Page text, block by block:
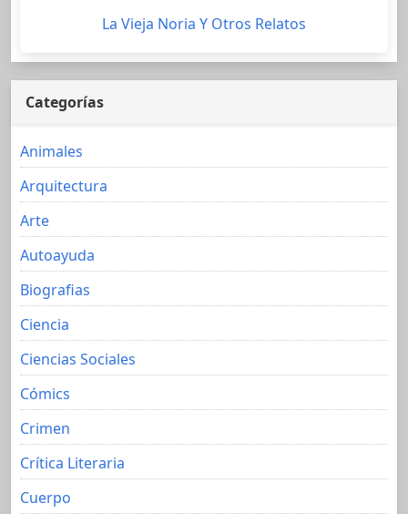
La Vieja Noria Y Otros Relatos
Categorías
Animales
Arquitectura
Arte
Autoayuda
Biografias
Ciencia
Ciencias Sociales
Cómics
Crimen
Crítica Literaria
Cuerpo